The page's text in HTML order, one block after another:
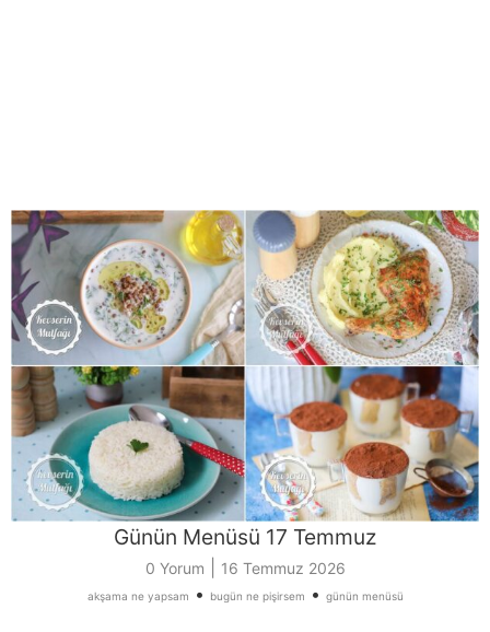
Günün Menüsü 17 Temmuz
0 Yorum 16 Temmuz 2026
akşama ne yapsam • bugün ne pişirsem • günün menüsü